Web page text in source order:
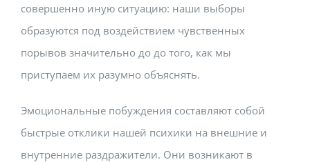
Building Safety Certificate
совершенно иную ситуацию: наши выборы
образуются под воздействием чувственных
порывов значительно до до того, как мы
приступаем их разумно объяснять.
Эмоциональные побуждения составляют собой
быстрые отклики нашей психики на внешние и
внутренние раздражители. Они возникают в